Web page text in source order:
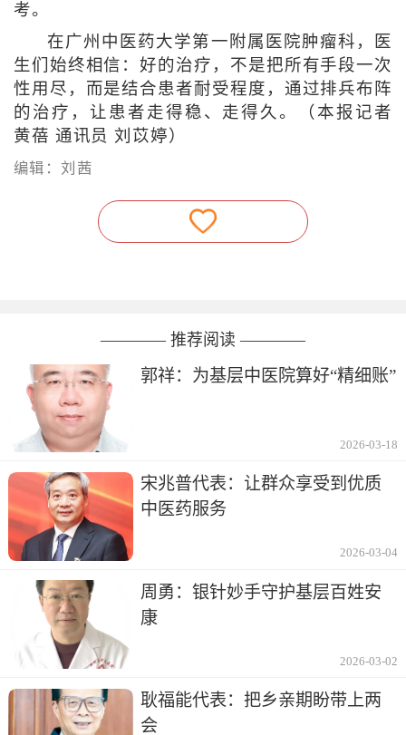
考。
在广州中医药大学第一附属医院肿瘤科，医
生们始终相信：好的治疗，不是把所有手段一次
性用尽，而是结合患者耐受程度，通过排兵布阵
的治疗，让患者走得稳、走得久。（ 本报记者
黄蓓 通讯员 刘苡婷 ）
编辑：刘茜
———— 推荐阅读 ————
郭祥：为基层中医院算好“精细账”
2026-03-18
宋兆普代表：让群众享受到优质
中医药服务
2026-03-04
周勇：银针妙手守护基层百姓安
康
2026-03-02
耿福能代表：把乡亲期盼带上两
会